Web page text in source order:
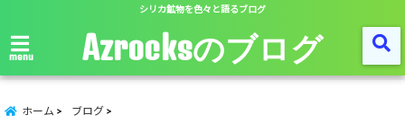
シリカ鉱物を色々と語るブログ
menu Azrocksのブログ
ホーム ブログ